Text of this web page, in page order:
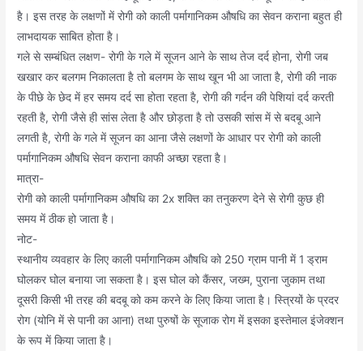
है। इस तरह के लक्षणों में रोगी को काली पर्मागानिकम औषधि का सेवन कराना बहुत ही
लाभदायक साबित होता है।
गले से सम्बंधित लक्षण- रोगी के गले में सूजन आने के साथ तेज दर्द होना, रोगी जब
खखार कर बलगम निकालता है तो बलगम के साथ खून भी आ जाता है, रोगी की नाक
के पीछे के छेद में हर समय दर्द सा होता रहता है, रोगी की गर्दन की पेशियां दर्द करती
रहती है, रोगी जैसे ही सांस लेता है और छोड़ता है तो उसकी सांस में से बदबू आने
लगती है, रोगी के गले में सूजन का आना जैसे लक्षणों के आधार पर रोगी को काली
पर्मागानिकम औषधि सेवन कराना काफी अच्छा रहता है।
मात्रा-
रोगी को काली पर्मागानिकम औषधि का 2x शक्ति का तनुकरण देने से रोगी कुछ ही
समय में ठीक हो जाता है।
नोट-
स्थानीय व्यवहार के लिए काली पर्मागानिकम औषधि को 250 ग्राम पानी में 1 ड्राम
घोलकर घोल बनाया जा सकता है। इस घोल को कैंसर, जख्म, पुराना जुकाम तथा
दूसरी किसी भी तरह की बदबू को कम करने के लिए किया जाता है। स्त्रियों के प्रदर
रोग (योनि में से पानी का आना) तथा पुरुषों के सूजाक रोग में इसका इस्तेमाल इंजेक्शन
के रूप में किया जाता है।